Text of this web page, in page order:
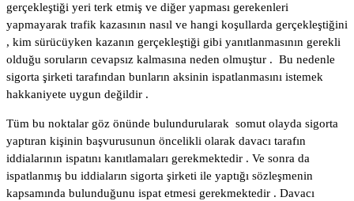
gerçekleştiği yeri terk etmiş ve diğer yapması gerekenleri
yapmayarak trafik kazasının nasıl ve hangi koşullarda gerçekleştiğini
, kim sürücüyken kazanın gerçekleştiği gibi yanıtlanmasının gerekli
olduğu soruların cevapsız kalmasına neden olmuştur . Bu nedenle
sigorta şirketi tarafından bunların aksinin ispatlanmasını istemek
hakkaniyete uygun değildir .
Tüm bu noktalar göz önünde bulundurularak somut olayda sigorta
yaptıran kişinin başvurusunun öncelikli olarak davacı tarafın
iddialarının ispatını kanıtlamaları gerekmektedir . Ve sonra da
ispatlanmış bu iddiaların sigorta şirketi ile yaptığı sözleşmenin
kapsamında bulunduğunu ispat etmesi gerekmektedir . Davacı